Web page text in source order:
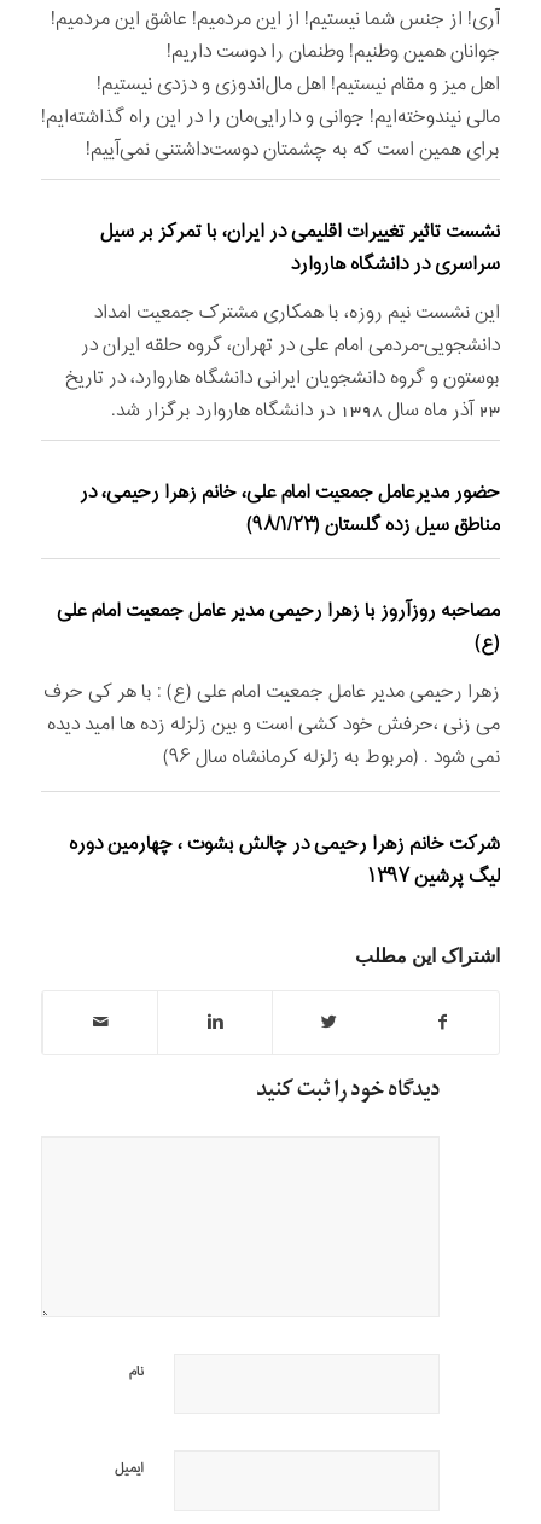
آری! از جنس شما نیستیم! از این مردمیم! عاشق این مردمیم!
جوانان همین وطنیم! وطنمان را دوست داریم!
اهل میز و مقام نیستیم! اهل مال‌اندوزی و دزدی نیستیم!
مالی نیندوخته‌ایم! جوانی و دارایی‌مان را در این راه گذاشته‌ایم!
برای همین است که به چشمتان دوست‌داشتنی نمی‌آییم!
نشست تاثیر تغییرات اقلیمی در ایران، با تمرکز بر سیل
سراسری در دانشگاه هاروارد
این نشست نیم روزه، با همکاری مشترک جمعیت امداد
دانشجویی-مردمی امام علی در تهران، گروه حلقه ایران در
بوستون و گروه دانشجویان ایرانی دانشگاه هاروارد، در تاریخ
23 آذر ماه سال 1398 در دانشگاه هاروارد برگزار شد.
حضور مدیرعامل جمعیت امام علی، خانم زهرا رحیمی، در
مناطق سیل زده گلستان (۹۸/۱/۲۳)
مصاحبه روزآروز با زهرا رحیمی مدیر عامل جمعیت امام علی
(ع)
زهرا رحیمی مدیر عامل جمعیت امام علی (ع) : با هر کی حرف
می زنی ،حرفش خود کشی است و بین زلزله زده ها امید دیده
نمی شود . (مربوط به زلزله کرمانشاه سال ۹۶)
شرکت خانم زهرا رحیمی در چالش بشوت ، چهارمین دوره
لیگ پرشین ۱۳۹۷
اشتراک این مطلب
دیدگاه خود را ثبت کنید
نام
ایمیل